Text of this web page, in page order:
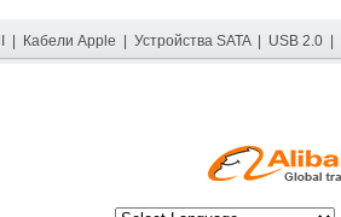
Кабели Apple Устройства SATA| USB 2.0|